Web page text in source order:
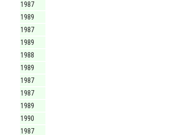
1987
1989
1987
1989
1988
1989
1987
1987
1989
1990
1987